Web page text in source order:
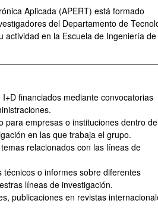
Aplicada (APERT) está formado
del Departamento de
actividad en la Escuela de Ingeniería de
financiados mediante convocatorias
para empresas o instituciones dentro
en las que trabaja el grupo.
relacionados con las líneas de
o informes sobre diferentes
líneas de investigación.
publicaciones en revistas